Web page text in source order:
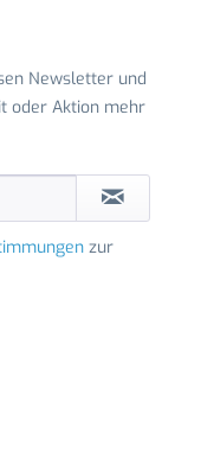
Newsletter und
oder Aktion mehr
zur